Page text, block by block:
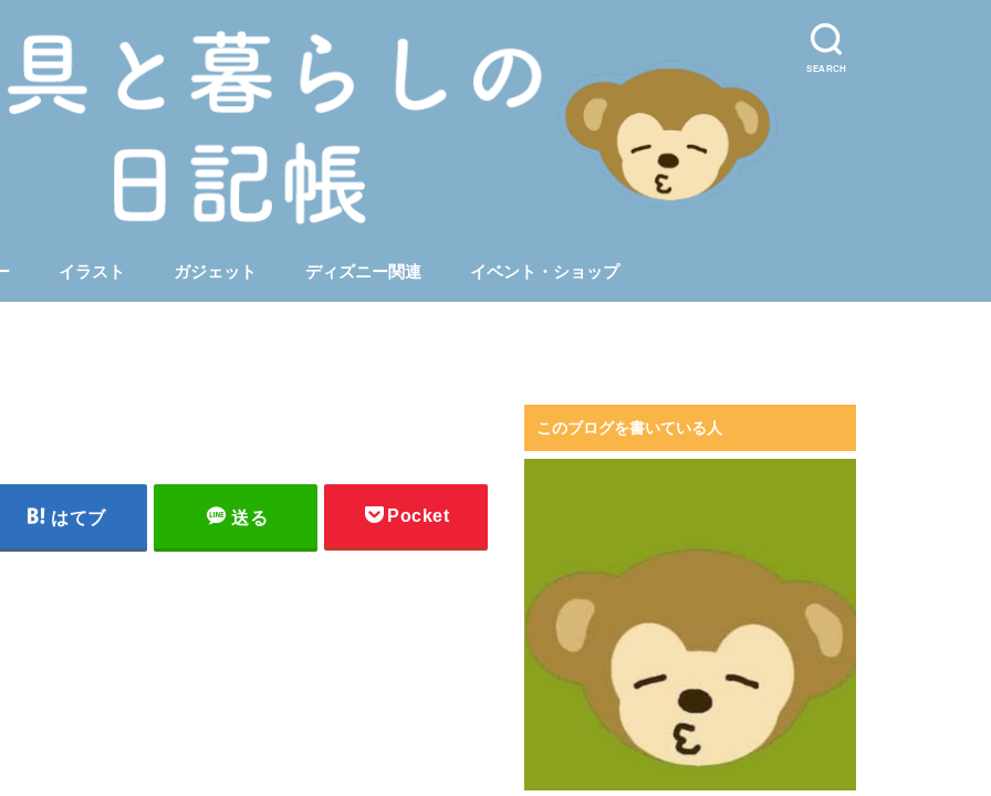
SEARCH
イラスト ガジェット ディズニー関連 イベント・ショップ
はてブ 送る Pocket
このブログを書いている人